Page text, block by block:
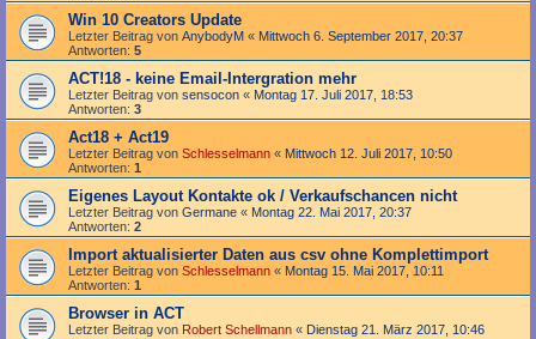
Win 10 Creators Update
Letzter Beitrag von AnybodyM « Mittwoch 6. September 2017, 20:37
Antworten: 5
ACT!18 - keine Email-Intergration mehr
Letzter Beitrag von sensocon « Montag 17. Juli 2017, 18:53
Antworten: 3
Act18 + Act19
Letzter Beitrag von Schlesselmann « Mittwoch 12. Juli 2017, 10:50
Antworten: 1
Eigenes Layout Kontakte ok / Verkaufschancen nicht
Letzter Beitrag von Germane « Montag 22. Mai 2017, 20:37
Antworten: 2
Import aktualisierter Daten aus csv ohne Komplettimport
Letzter Beitrag von Schlesselmann « Montag 15. Mai 2017, 10:11
Antworten: 1
Browser in ACT
Letzter Beitrag von Robert Schellmann « Dienstag 21. März 2017, 10:46